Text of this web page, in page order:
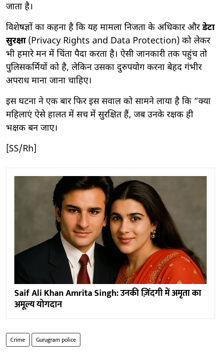
जाता है।
विशेषज्ञों का कहना है कि यह मामला निजता के अधिकार औरडेटा
सुरक्षा(Privacy Rights and Data Protection) को लेकर
भी हमारे मन में चिंता पैदा करता है। ऐसी जानकारी तक पहुंच तो
पुलिसकर्मियों को है, लेकिन उसका दुरुपयोग करना बेहद गंभीर
अपराध माना जाना चाहिए।
इस घटना ने एक बार फिर इस सवाल को सामने लाया है कि “क्या
महिलाएं ऐसे हालत में सच में सुरक्षित हैं, जब उनके रक्षक ही
भक्षक बन जाए।
[SS/Rh]
Saif Ali Khan Amrita Singh: उनकी ज़िंदगी में अमृता का
अमूल्य योगदान
Crime Gurugram police